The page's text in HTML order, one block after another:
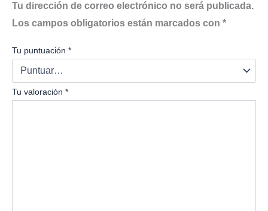
Tu dirección de correo electrónico no será publicada.
Los campos obligatorios están marcados con *
Tu puntuación *
Tu valoración *